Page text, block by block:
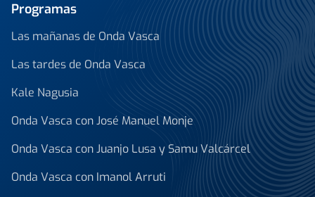
Programas
Las mañanas de Onda Vasca
Las tardes de Onda Vasca
Kale Nagusia
Onda Vasca con José Manuel Monje
Onda Vasca con Juanjo Lusa y Samu Valcárcel
Onda Vasca con Imanol Arruti